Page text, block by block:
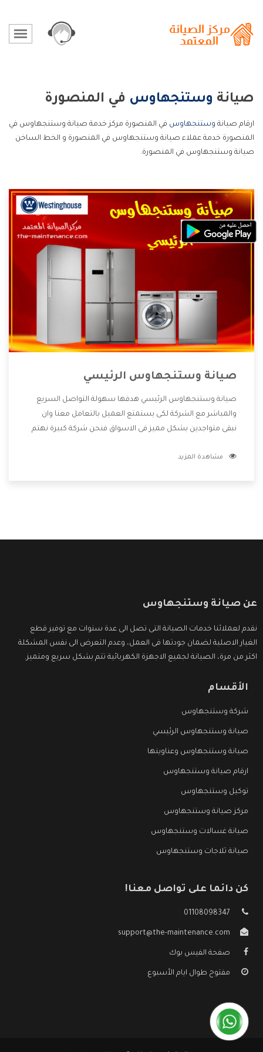
صيانة وستنجهاوس في المنصورة
ارقام صيانة وستنجهاوس في المنصورة مركز خدمة صيانة وستنجهاوس في
المنصورة خدمة عملاء صيانة وستنجهاوس في المنصورة و الخط الساخن
صيانة وستنجهاوس في المنصورة.
صيانة وستنجهاوس الرئيسي
صيانة وستنجهاوس الرئيسي هدفها سهولة التواصل السريع
والمباشر مع الشركة لكى يستمتع العميل بالتعامل معنا وان
نبقى متواجدين بشكل مميز فى الاسواق فنحن شركة كبيرة نهتم
الشركة بها والتى تكون منها خدمة الصيانة التى تكون من أهم
مشاهدة المزيد
عن صيانة وستنجهاوس
نقدم لعملائنا خدمات الصيانة التى تصل الى عدة سنوات مع توفير قطع
الغيار الاصلية لضمان جودتها فى العمل، وعدم التعرض الى نفس المشكلة
اكثر من مرة، الصيانة لجميع الاجهزة الكهربائية تتم بشكل سريع ومتميز.
الأقسام
شركة وستنجهاوس
صيانة وستنجهاوس الرئيسي
صيانة وستنجهاوس وعناوينها
ارقام صيانة وستنجهاوس
توكيل وستنجهاوس
مركز صيانة وستنجهاوس
صيانة غسالات وستنجهاوس
صيانة ثلاجات وستنجهاوس
كن دائما على تواصل معنا!
01108098347
support@the-maintenance.com
صفحة الفيس بوك
مفتوح طوال ايام الأسبوع